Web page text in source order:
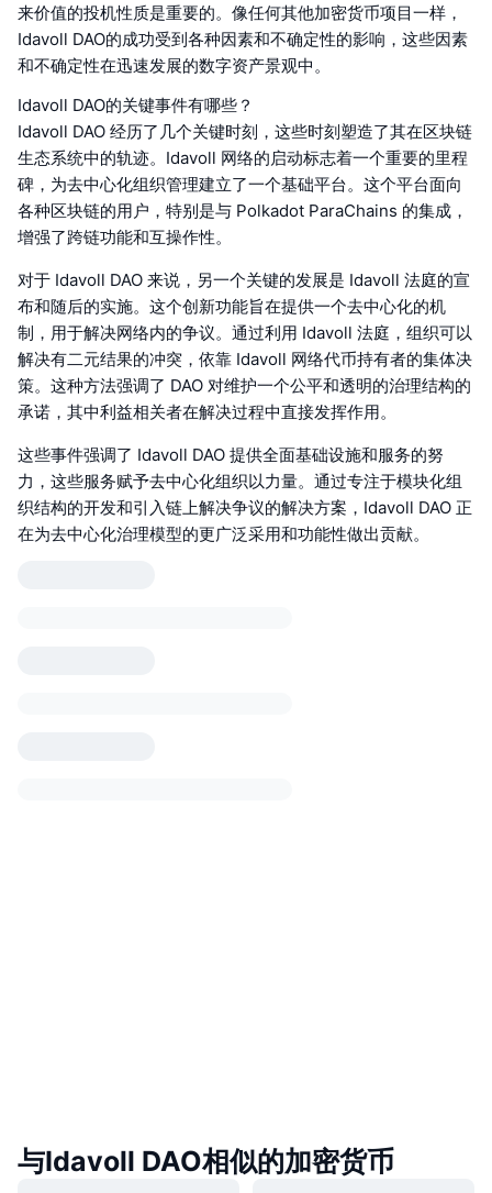
来价值的投机性质是重要的。像任何其他加密货币项目一样，
Idavoll DAO的成功受到各种因素和不确定性的影响，这些因素
和不确定性在迅速发展的数字资产景观中。
Idavoll DAO的关键事件有哪些？
Idavoll DAO 经历了几个关键时刻，这些时刻塑造了其在区块链
生态系统中的轨迹。Idavoll 网络的启动标志着一个重要的里程
碑，为去中心化组织管理建立了一个基础平台。这个平台面向
各种区块链的用户，特别是与 Polkadot ParaChains 的集成，
增强了跨链功能和互操作性。
对于 Idavoll DAO 来说，另一个关键的发展是 Idavoll 法庭的宣
布和随后的实施。这个创新功能旨在提供一个去中心化的机
制，用于解决网络内的争议。通过利用 Idavoll 法庭，组织可以
解决有二元结果的冲突，依靠 Idavoll 网络代币持有者的集体决
策。这种方法强调了 DAO 对维护一个公平和透明的治理结构的
承诺，其中利益相关者在解决过程中直接发挥作用。
这些事件强调了 Idavoll DAO 提供全面基础设施和服务的努
力，这些服务赋予去中心化组织以力量。通过专注于模块化组
织结构的开发和引入链上解决争议的解决方案，Idavoll DAO 正
在为去中心化治理模型的更广泛采用和功能性做出贡献。
与Idavoll DAO相似的加密货币